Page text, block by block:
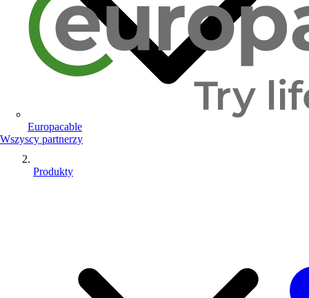
Europacable
Wszyscy partnerzy
Produkty